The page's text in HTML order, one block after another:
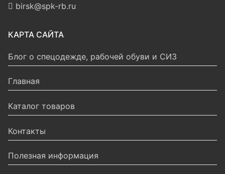
birsk@spk-rb.ru
КАРТА САЙТА
Блог о спецодежде, рабочей обуви и СИЗ
Главная
Каталог товаров
Контакты
Полезная информация